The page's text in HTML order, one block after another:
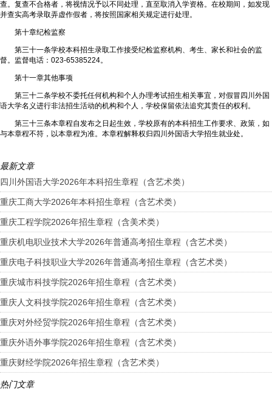
查。复查不合格者，将视情况予以不同处理，直至取消入学资格。在校期间，如发现
并查实高考录取弄虚作假者，将按照国家相关规定进行处理。
第十章纪检监察
第三十一条学校本科招生录取工作接受纪检监察机构、考生、家长和社会的监
督。监督电话：023-65385224。
第十一章其他事项
第三十二条学校不委托任何机构和个人办理考试招生相关事宜，对假冒四川外国
语大学名义进行非法招生活动的机构和个人，学校保留依法追究其责任的权利。
第三十三条本章程自发布之日起生效，学校原有的本科招生工作要求、政策，如
与本章程不符，以本章程为准。本章程解释权归四川外国语大学招生就业处。
最新文章
四川外国语大学2026年本科招生章程（含艺术类）
重庆工商大学2026年本科招生章程（含艺术类）
重庆工程学院2026年招生章程（含美术类）
重庆机电职业技术大学2026年普通高考招生章程（含艺术类）
重庆电子科技职业大学2026年普通高考招生章程（含艺术类）
重庆城市科技学院2026年招生章程（含艺术类）
重庆人文科技学院2026年招生章程（含艺术类）
重庆对外经贸学院2026年招生章程（含艺术类）
重庆外语外事学院2026年招生章程（含艺术类）
重庆财经学院2026年招生章程（含艺术类）
热门文章